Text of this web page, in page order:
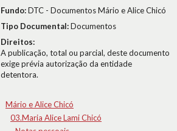
Fundo:DTC - Documentos Mário e Alice Chicó
Tipo Documental:Documentos
Direitos:
A publicação, total ou parcial, deste documento
exige prévia autorização da entidade
detentora.
Mário e Alice Chicó
03.Maria Alice Lami Chicó